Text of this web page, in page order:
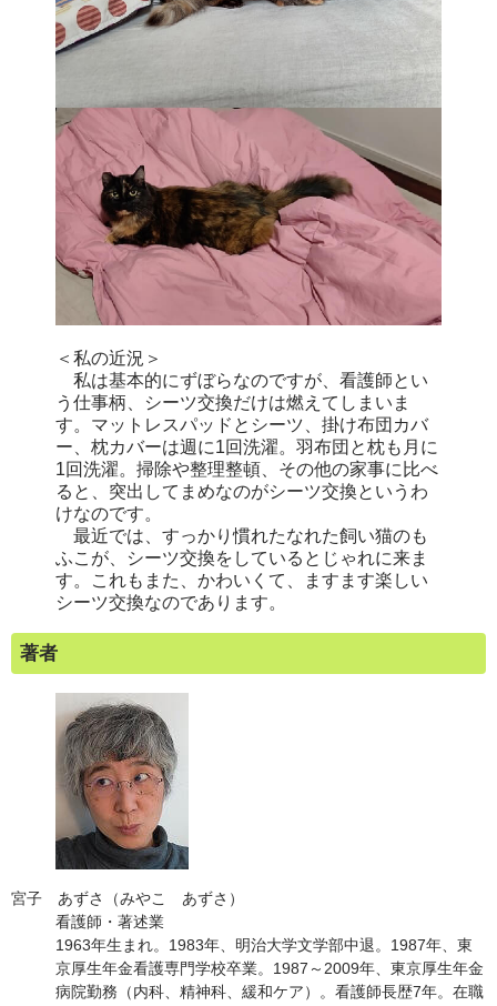
＜私の近況＞
私は基本的にずぼらなのですが、看護師とい
う仕事柄、シーツ交換だけは燃えてしまいま
す。マットレスパッドとシーツ、掛け布団カバ
ー、枕カバーは週に1回洗濯。羽布団と枕も月に
1回洗濯。掃除や整理整頓、その他の家事に比べ
ると、突出してまめなのがシーツ交換というわ
けなのです。
最近では、すっかり慣れたなれた飼い猫のも
ふこが、シーツ交換をしているとじゃれに来ま
す。これもまた、かわいくて、ますます楽しい
シーツ交換なのであります。
著者
宮子 あずさ（みやこ あずさ）
看護師・著述業
1963年生まれ。1983年、明治大学文学部中退。1987年、東
京厚生年金看護専門学校卒業。1987～2009年、東京厚生年金
病院勤務（内科、精神科、緩和ケア）。看護師長歴7年。在職